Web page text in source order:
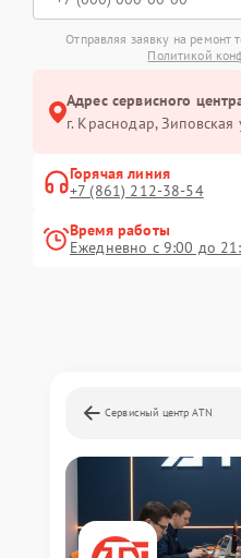
Отправляя заявку на ремонт
Политикой
Адрес сервисного
г. Краснодар, Зиповская
Горячая линия
+7 (861) 212-38-54
Время работы
Ежедневно с 9:00 до
Сервисный центр ATN